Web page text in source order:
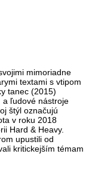
mimoriadne
textami s vtipom
tanec (2015)
a ľudové nástroje
štýl označujú
v roku 2018
Hard & Heavy.
upustili od
kritickejším témam